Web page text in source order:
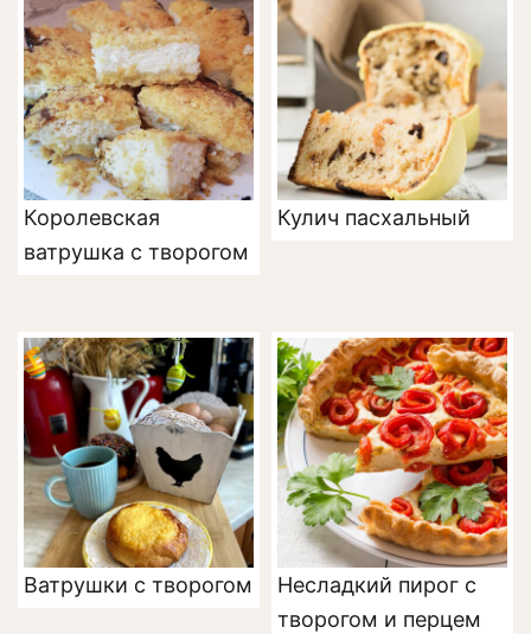
Королевская
ватрушка с творогом
Кулич пасхальный
Ватрушки с творогом
Несладкий пирог с
творогом и перцем